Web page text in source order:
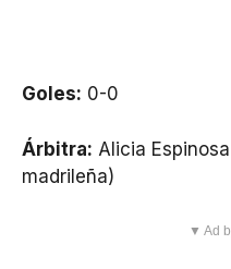
Goles: 0-0
Árbitra: Alicia
madrileña)
▼ Ad